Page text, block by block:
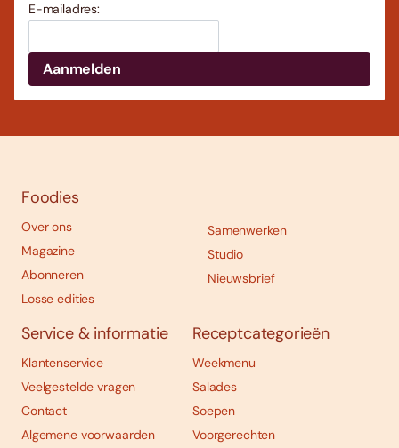
E-mailadres:
Foodies
Over ons
Magazine
Abonneren
Losse edities
Samenwerken
Studio
Nieuwsbrief
Service & informatie
Klantenservice
Veelgestelde vragen
Contact
Algemene voorwaarden
Receptcategorieën
Weekmenu
Salades
Soepen
Voorgerechten